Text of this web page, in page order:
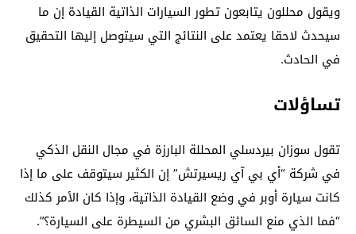
ويقول محللون يتابعون تطور السيارات الذاتية القيادة إن ما
سيحدث لاحقا يعتمد على النتائج التي سيتوصل إليها التحقيق
في الحادث.
تساؤلات
تقول سوزان بيردسلي المحللة البارزة في مجال النقل الذكي
في شركة “أي بي آي ريسيرتش” إن الكثير سيتوقف على ما إذا
كانت سيارة أوبر في وضع القيادة الذاتية، وإذا كان الأمر كذلك
“فما الذي منع السائق البشري من السيطرة على السيارة؟”.